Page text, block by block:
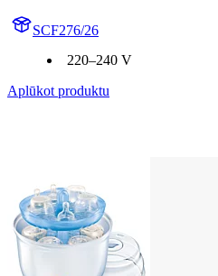
SCF276/26
220–240 V
Aplūkot produktu